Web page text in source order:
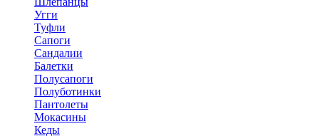
Угги
Туфли
Сапоги
Сандалии
Балетки
Полусапоги
Полуботинки
Пантолеты
Мокасины
Кеды